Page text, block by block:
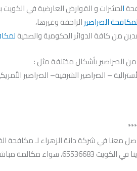
الحشرات و القوارض العارضية في الكويت
لمكافحة الصراصيرالزاحفة وغيرها،
من كافة الدوائر الحكومية والصحية
الصراصير بأشكال مختلفة مثل :
– الصراصير الشرقية– الصراصير
معنا في شركة دانة الزهراء لـ مكافحة
سواء مكالمة مباشرة أو رسالة نصية.